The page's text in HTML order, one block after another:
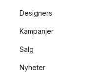
Designers
Kampanjer
Salg
Nyheter